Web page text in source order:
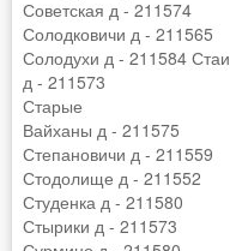
Советская д - 211574
Солодковичи д - 211565
Солодухи д - 211584 Стаи
д - 211573
Старые
Вайханы д - 211575
Степановичи д - 211559
Стодолище д - 211552
Студенка д - 211580
Стырики д - 211573